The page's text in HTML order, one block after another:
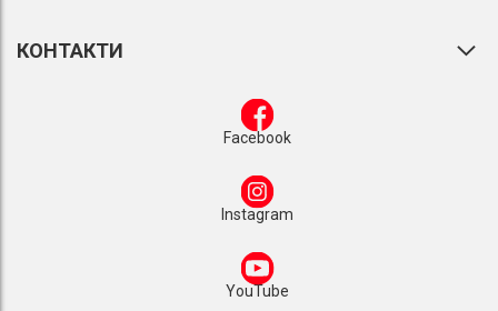
КОНТАКТИ
Facebook
Instagram
YouTube